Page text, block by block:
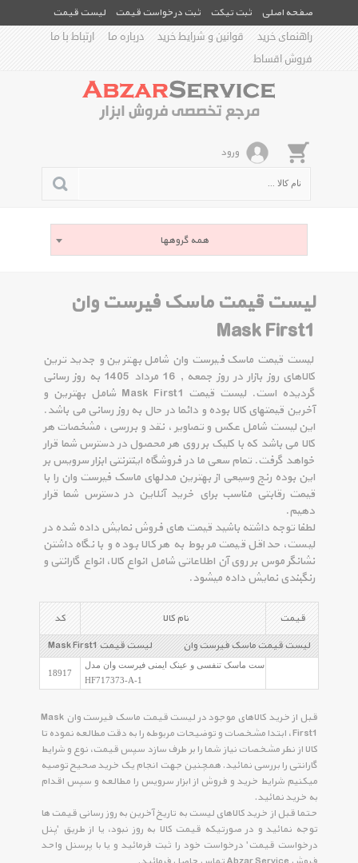
صفحه اصلی ثبت تیکت ثبت درخواست قیمت
لیست قیمت
راهنمای خرید
قوانین و شرایط خرید درباره ما
ارتباط با ما
فروش اقساط
ورود
همه گروهها
لیست قیمت ماسک فیرست وان
Mask First1
لیست قیمت ماسک فیرست وان شامل بهترین و جدید ترین
کالاهای روز بازار در روز جمعه , 16 مرداد 1405 به روز رسانی
گردیده است. لیست قیمت Mask First1 شامل بهترین و
آخرین قیمتهای کالا بوده و دائما در حال به روز رسانی می باشد.
این لیست شامل عکس و تصاویر ، نقد و بررسی ، مشخصات هر
کالا می باشد که با کلیک بر روی هر محصول در دسترس شما قرار
خواهد گرفت. تمام سعی ما در فروشگاه اینترنتی ابزار سرویس بر
این بوده رنج وسیعی از بهترین مدلهای ماسک فیرست وان را با
قیمت رقابتی مناسب برای خرید آنلاین در دسترس شما قرار
دهیم.
لطفا توجه داشته باشید قیمت های فروش نمایش داده شده در
لیست، حداقل قیمت مربوط به هر کالا بوده و با نگاه داشتن
نشانگر موس بر روی آن اطلاعاتی شامل انواع کالا، انواع گارانتی و
رنگبندی نمایش داده میشود.
کد نام کالا
قیمت
لیست قیمت Mask First1
لیست قیمت ماسک فیرست وان
18917
ست ماسک تنفسی و عینک ایمنی فیرست وان مدل
HF717373-A-1
قبل از خرید کالاهای موجود در لیست قیمت ماسک فیرست وان Mask
First1 ، ابتدا مشخصات و توضیحات مربوطه را به دقت مطالعه نموده تا
کالا از نظر مشخصات نیاز شما را بر طرف سازد سپس قیمت، نوع و شرایط
گارانتی را بررسی نمائید. همچنین جهت انجام یک خرید صحیح توصیه
میکنیم شرایط خرید و فروش از ابزار سرویس را مطالعه و سپس اقدام
به خرید نمائید.
حتما قبل از خرید کالاهای لیست به تاریخ آخرین به روز رسانی قیمت ها
توجه نمائید و در صورتیکه قیمت کالا به روز نبود، یا از طریق 'پنل
درخواست قیمت' درخواست خود را ثبت فرمائید و یا با پرسنل واحد